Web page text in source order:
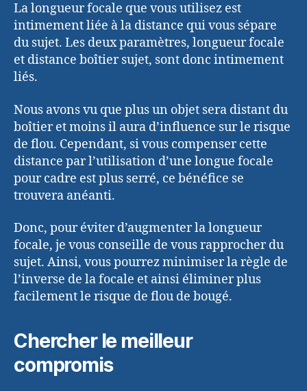
La longueur focale que vous utilisez est
intimement liée à la distance qui vous sépare
du sujet. Les deux paramètres, longueur focale
et distance boîtier sujet, sont donc intimement
liés.
Nous avons vu que plus un objet sera distant du
boîtier et moins il aura d’influence sur le risque
de flou. Cependant, si vous compenser cette
distance par l’utilisation d’une longue focale
pour cadre est plus serré, ce bénéfice se
trouvera anéanti.
Donc, pour éviter d’augmenter la longueur
focale, je vous conseille de vous rapprocher du
sujet. Ainsi, vous pourrez minimiser la règle de
l’inverse de la focale et ainsi éliminer plus
facilement le risque de flou de bougé.
Chercher le meilleur
compromis